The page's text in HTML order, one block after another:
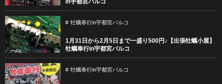
in宇都宮パルコ
牡蠣奉行in宇都宮パルコ
1月31日から2月5日まで一盛り500円♪【出張牡蠣小屋】
牡蠣奉行in宇都宮パルコ
牡蠣奉行in宇都宮パルコ